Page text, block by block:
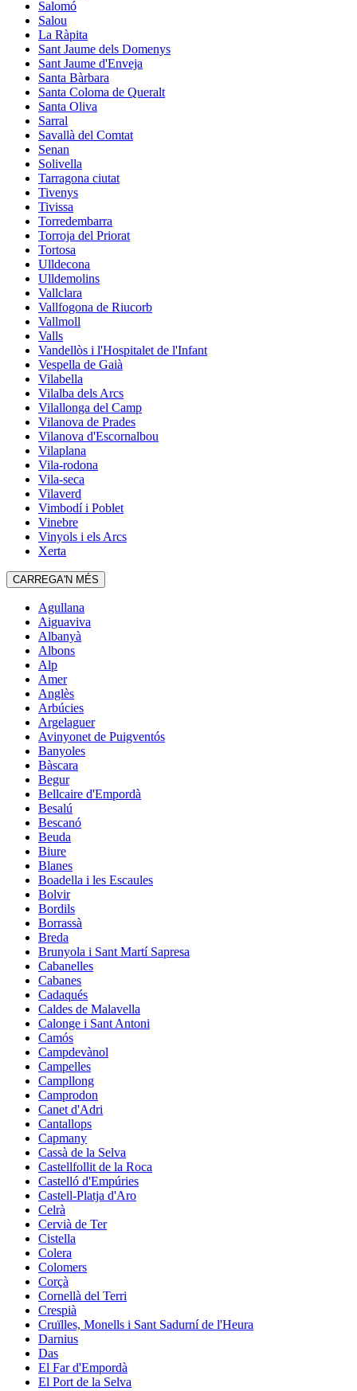
Salomó
Salou
La Ràpita
Sant Jaume dels Domenys
Sant Jaume d'Enveja
Santa Bàrbara
Santa Coloma de Queralt
Santa Oliva
Sarral
Savallà del Comtat
Senan
Solivella
Tarragona ciutat
Tivenys
Tivissa
Torredembarra
Torroja del Priorat
Tortosa
Ulldecona
Ulldemolins
Vallclara
Vallfogona de Riucorb
Vallmoll
Valls
Vandellòs i l'Hospitalet de l'Infant
Vespella de Gaià
Vilabella
Vilalba dels Arcs
Vilallonga del Camp
Vilanova de Prades
Vilanova d'Escornalbou
Vilaplana
Vila-rodona
Vila-seca
Vilaverd
Vimbodí i Poblet
Vinebre
Vinyols i els Arcs
Xerta
CARREGA'N MÉS
Agullana
Aiguaviva
Albanyà
Albons
Alp
Amer
Anglès
Arbúcies
Argelaguer
Avinyonet de Puigventós
Banyoles
Bàscara
Begur
Bellcaire d'Empordà
Besalú
Bescanó
Beuda
Biure
Blanes
Boadella i les Escaules
Bolvir
Bordils
Borrassà
Breda
Brunyola i Sant Martí Sapresa
Cabanelles
Cabanes
Cadaqués
Caldes de Malavella
Calonge i Sant Antoni
Camós
Campdevànol
Campelles
Campllong
Camprodon
Canet d'Adri
Cantallops
Capmany
Cassà de la Selva
Castellfollit de la Roca
Castelló d'Empúries
Castell-Platja d'Aro
Celrà
Cervià de Ter
Cistella
Colera
Colomers
Corçà
Cornellà del Terri
Crespià
Cruïlles, Monells i Sant Sadurní de l'Heura
Darnius
Das
El Far d'Empordà
El Port de la Selva